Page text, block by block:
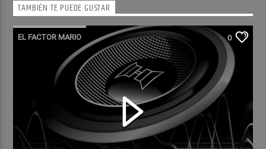
TAMBIÉN TE PUEDE GUSTAR
EL FACTOR MARIO 0